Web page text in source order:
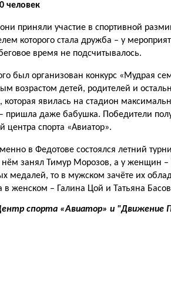
человек
приняли участие в спортивной
которого стала дружба – у
время не подсчитывалось.
был организован конкурс «Мудрая
возрастом детей, родителей и
которая явилась на стадион
– пришла даже бабушка. Победители
центра спорта «Авиатор».
в Федотове состоялся летний
нём занял Тимур Морозов, а у женщин –
медалей, то в мужском зачёте их
в женском – Галина Цой и Татьяна
спорта «Авиатор» и "Движение